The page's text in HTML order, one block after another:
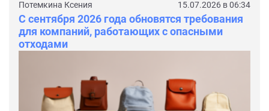
Потемкина Ксения 15.07.2026 в 06:34
С сентября 2026 года обновятся требования
для компаний, работающих с опасными
отходами